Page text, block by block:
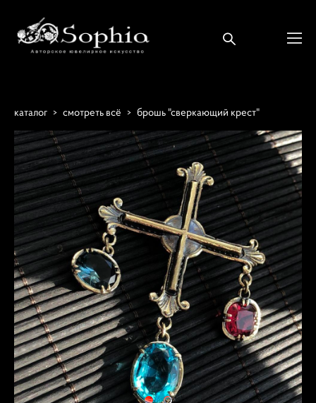
каталог > смотреть всё > брошь "сверкающий крест"